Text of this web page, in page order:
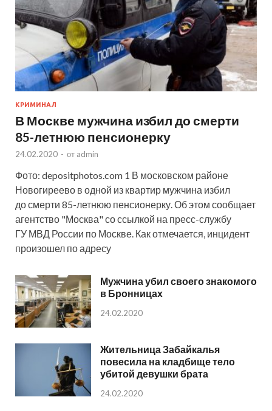
КРИМИНАЛ
В Москве мужчина избил до смерти
85-летнюю пенсионерку
24.02.2020 - от admin
Фото: depositphotos.com 1 В московском районе
Новогиреево в одной из квартир мужчина избил
до смерти 85-летнюю пенсионерку. Об этом сообщает
агентство "Москва" со ссылкой на пресс-службу
ГУ МВД России по Москве. Как отмечается, инцидент
произошел по адресу
Мужчина убил своего знакомого
в Бронницах
24.02.2020
Жительница Забайкалья
повесила на кладбище тело
убитой девушки брата
24.02.2020